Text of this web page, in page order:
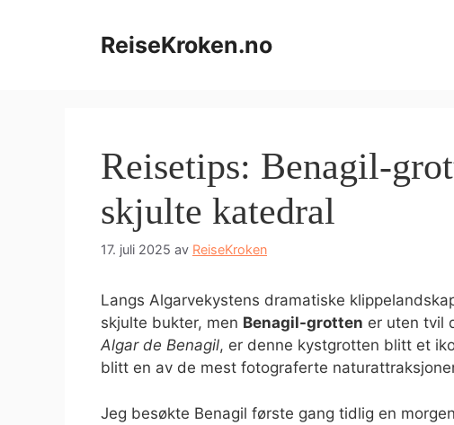
ReiseKroken.no
Reisetips: Benagil-
skjulte katedral
17. juli 2025 av ReiseKroken
Langs Algarvekystens dramatiske
skjulte bukter, men Benagil-grotten er uten tvil
Algar de Benagil, er denne kystgrotten blitt et
blitt en av de mest fotograferte
Jeg besøkte Benagil første gang tidlig en